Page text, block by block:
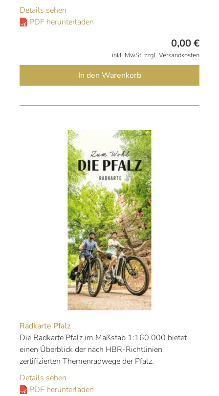
Details sehen
PDF herunterladen
0,00€
inkl. MwSt. zzgl. Versandkosten
In den Warenkorb
Radkarte Pfalz
Die Radkarte Pfalz im Maßstab 1:160.000 bietet
einen Überblick der nach HBR-Richtlinien
zertifizierten Themenradwege der Pfalz.
Details sehen
PDF herunterladen